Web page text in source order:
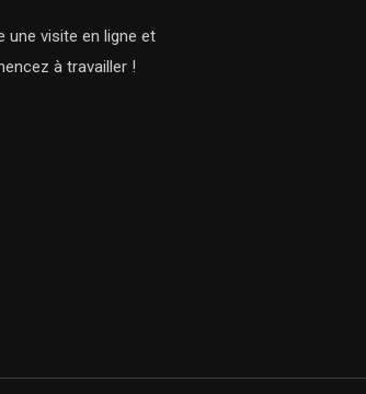
une visite en ligne et
à travailler !